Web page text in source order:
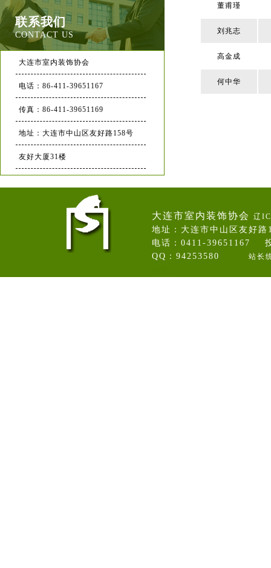
联系我们
CONTACT US
大连市室内装饰协会
电话：86-411-39651167
传真：86-411-39651169
地址：大连市中山区友好路158号
友好大厦31楼
董甫瑾
刘兆志
高金成
何中华
大连市室内装饰协会 辽
地址：大连市中山区友好
电话：0411-39651167
QQ：94253580 站长